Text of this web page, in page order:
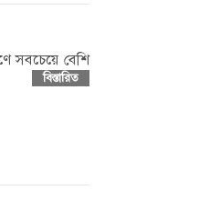
সবচেয়ে বেশি
বিস্তারিত